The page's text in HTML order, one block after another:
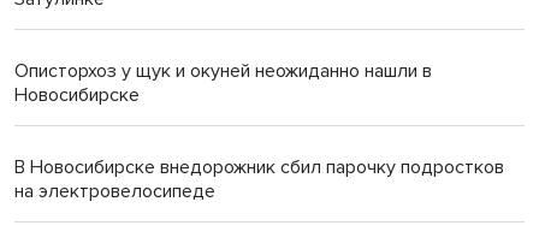
Описторхоз у щук и окуней неожиданно нашли в
Новосибирске
В Новосибирске внедорожник сбил парочку подростков
на электровелосипеде